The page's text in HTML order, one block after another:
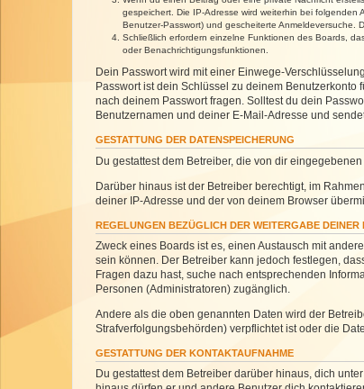
gespeichert. Die IP-Adresse wird weiterhin bei
Benutzer-Passwort) und gescheiterte Anmeldeversuche.
Schließlich erfordern einzelne Funktionen des Boards,
oder Benachrichtigungsfunktionen.
Dein Passwort wird mit einer Einwege-
Passwort ist dein Schlüssel zu deinem
nach deinem Passwort fragen. Solltest du dein
Benutzernamen und deiner E-Mail-Adresse und
GESTATTUNG DER DATENSPEICHERUNG
Du gestattest dem Betreiber, die von dir
Darüber hinaus ist der Betreiber berechtigt, im
deiner IP-Adresse und der von deinem Browser
REGELUNGEN BEZÜGLICH DER WEITERGABE DEINER
Zweck eines Boards ist es, einen Austausch mit
sein können. Der Betreiber kann jedoch festlegen,
Fragen dazu hast, suche nach entsprechenden
Personen (Administratoren) zugänglich.
Andere als die oben genannten Daten wird der
Strafverfolgungsbehörden) verpflichtet ist oder die
GESTATTUNG DER KONTAKTAUFNAHME
Du gestattest dem Betreiber darüber hinaus, dich